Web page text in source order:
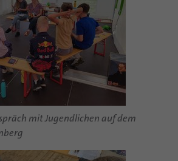
mit Jugendlichen auf dem